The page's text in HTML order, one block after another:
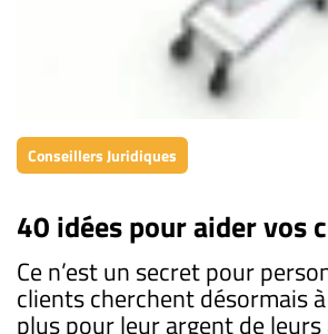
Conseillers Juridiques
40 idées pour aider vos
Ce n’est un secret pour
clients cherchent désormais
plus pour leur argent de